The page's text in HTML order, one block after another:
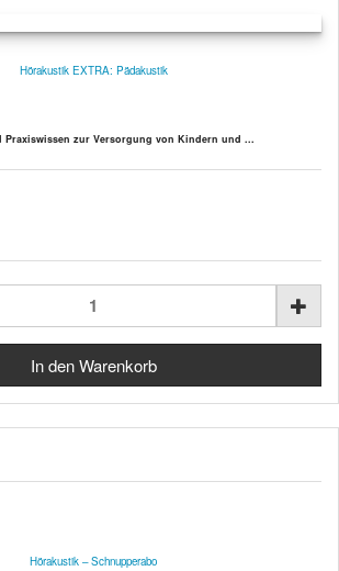
Hörakustik EXTRA: Pädakustik
zur Versorgung von Kindern und ...
Hörakustik – Schnupperabo